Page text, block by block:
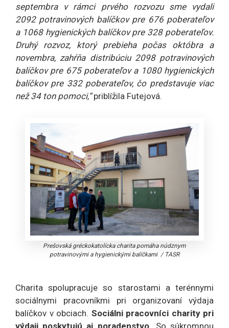
septembra v rámci prvého rozvozu sme vydali
2092 potravinových balíčkov pre 676 poberateľov
a 1068 hygienických balíčkov pre 328 poberateľov.
Druhý rozvoz, ktorý prebieha počas októbra a
novembra, zahŕňa distribúciu 2098 potravinových
balíčkov pre 675 poberateľov a 1080 hygienických
balíčkov pre 332 poberateľov, čo predstavuje viac
než 34 ton pomoci,“priblížila Futejová.
Prešovská gréckokatolícka charita pomáha núdznym
potravinovými a hygienickými balíčkami / TASR
Charita spolupracuje so starostami a terénnymi
sociálnymi pracovníkmi pri organizovaní výdaja
balíčkov v obciach. Sociálni pracovníci charity pri
výdaji poskytujú aj poradenstvo. So súkromnou